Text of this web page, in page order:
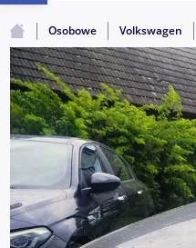
Osobowe Volkswagen